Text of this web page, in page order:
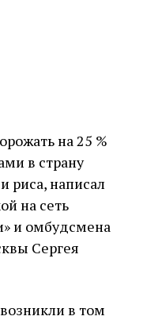
на 25 %
в страну
риса, написал
на сеть
и омбудсмена
Сергея
в том